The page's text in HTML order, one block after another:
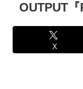
OUTPUT
X